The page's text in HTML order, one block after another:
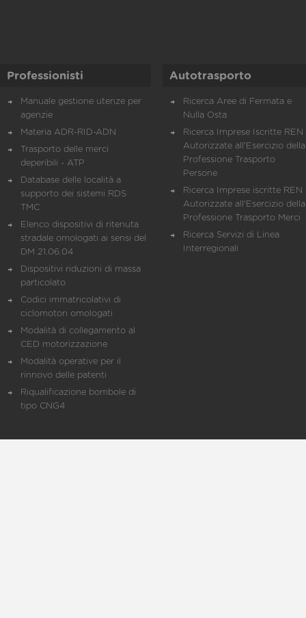
Professionisti
Manuale gestione utenze per
agenzie
Materia ADR-RID-ADN
Trasporto delle merci
deperibili - ATP
Database delle località a
supporto dei sistemi RDS
TMC
Elenco dispositivi di ritenuta
stradale omologati ai sensi del
DM 21.06.04
Dispositivi riduzioni di massa
particolato
Codici immatricolativi di
ciclomotori omologati
Modalità di collegamento al
CED motorizzazione
Modalità operative per il
rinnovo delle patenti
Riqualificazione bombole di
tipo CNG4
Autotrasporto
Ricerca Aree di Fermata e
Nulla Osta
Ricerca Imprese Iscritte REN
Autorizzate all'Esercizio della
Professione Trasporto
Persone
Ricerca Imprese iscritte REN
Autorizzate all'Esercizio della
Professione Trasporto Merci
Ricerca Servizi di Linea
Interregionali